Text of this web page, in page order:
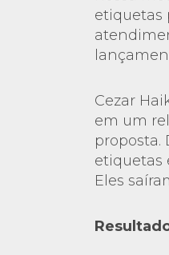
etiquetas
Cezar
em um
proposta.
etiquetas
Eles